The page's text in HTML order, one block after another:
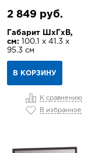
2 849 руб.
Габарит ШхГхВ,
см: 100.1 х 41.3 х
95.3 см
В КОРЗИНУ
К сравнению
В избранное